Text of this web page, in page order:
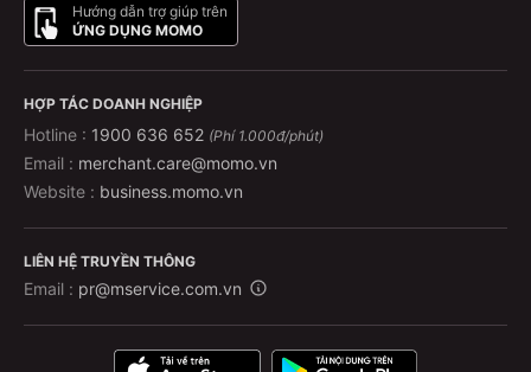
Hướng dẫn trợ giúp trên
ỨNG DỤNG MOMO
HỢP TÁC DOANH NGHIỆP
Hotline : 1900 636 652 (Phí 1.000đ/phút)
Email : merchant.care@momo.vn
Website : business.momo.vn
LIÊN HỆ TRUYỀN THÔNG
Email : pr@mservice.com.vn